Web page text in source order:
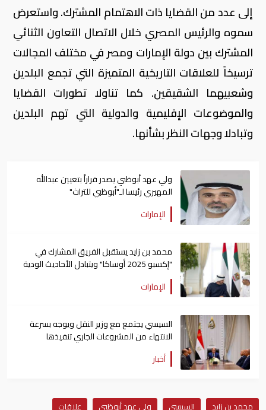
إلى عدد من القضايا ذات الاهتمام المشترك. واستعرض
سموه والرئيس المصري خلال الاتصال التعاون الثنائي
المشترك بين دولة الإمارات ومصر في مختلف المجالات
ترسيخاً للعلاقات التاريخية المتميزة التي تجمع البلدين
وشعبيهما الشقيقين. كما تناولا تطورات القضايا
والموضوعات الإقليمية والدولية التي تهم البلدين
وتبادلا وجهات النظر بشأنها.
ولي عهد أبوظبي يصدر قراراً بتعيين عبدالله
المهيري رئيسا لـ"أبوظبي للتراث"
الإمارات
محمد بن زايد يستقبل الفريق المشارك في
"إكسبو 2025 أوساكا" ويتبادل الأحاديث الودية
معهم
الإمارات
السيسي يجتمع مع وزير النقل ويوجه بسرعة
الانتهاء من المشروعات الجاري تنفيذها
أخبار
محمد بن زايد السيسي ولي عهد أبوظبي
علاقات